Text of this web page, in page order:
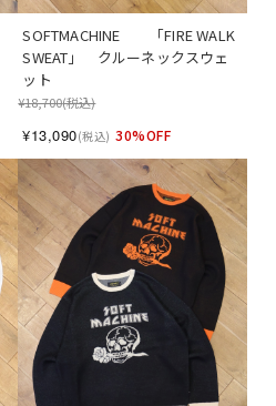
SOFTMACHINE　　「FIRE WALK
SWEAT」　クルーネックスウェ
ット
¥18,700(税込)
¥13,090(税込) 30%OFF